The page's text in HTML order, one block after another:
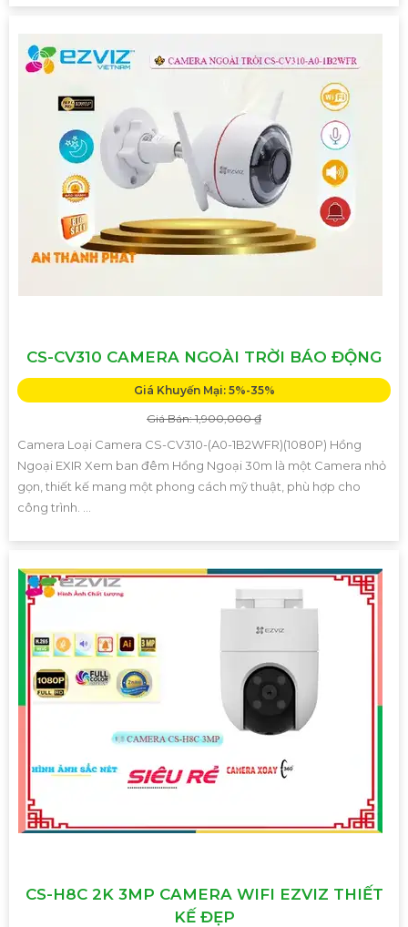
CS-CV310 CAMERA NGOÀI TRỜI BÁO ĐỘNG
Giá Khuyến Mại: 5%-35%
Giá Bán: 1,900,000 ₫
Camera Loại Camera CS-CV310-(A0-1B2WFR)(1080P) Hồng
Ngoại EXIR Xem ban đêm Hồng Ngoại 30m là một Camera nhỏ
gọn, thiết kế mang một phong cách mỹ thuật, phù hợp cho
công trình. ...
CS-H8C 2K 3MP CAMERA WIFI EZVIZ THIẾT
KẾ ĐẸP